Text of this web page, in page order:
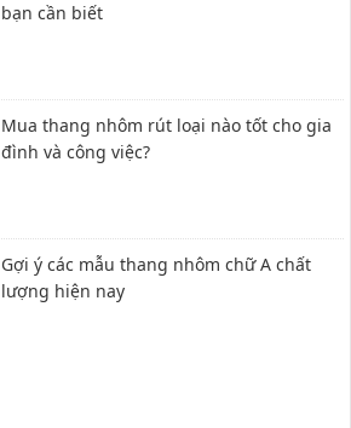
bạn cần biết
Mua thang nhôm rút loại nào tốt cho gia
đình và công việc?
Gợi ý các mẫu thang nhôm chữ A chất
lượng hiện nay